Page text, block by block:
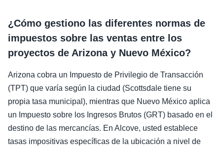
¿Cómo gestiono las diferentes normas de
impuestos sobre las ventas entre los
proyectos de Arizona y Nuevo México?
Arizona cobra un Impuesto de Privilegio de Transacción
(TPT) que varía según la ciudad (Scottsdale tiene su
propia tasa municipal), mientras que Nuevo México aplica
un Impuesto sobre los Ingresos Brutos (GRT) basado en el
destino de las mercancías. En Alcove, usted establece
tasas impositivas específicas de la ubicación a nivel de